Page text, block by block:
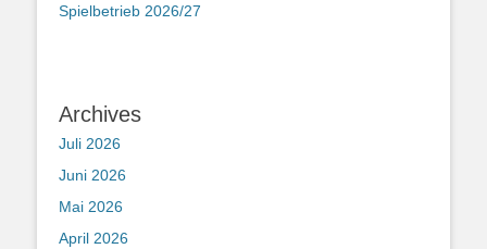
Spielbetrieb 2026/27
Archives
Juli 2026
Juni 2026
Mai 2026
April 2026